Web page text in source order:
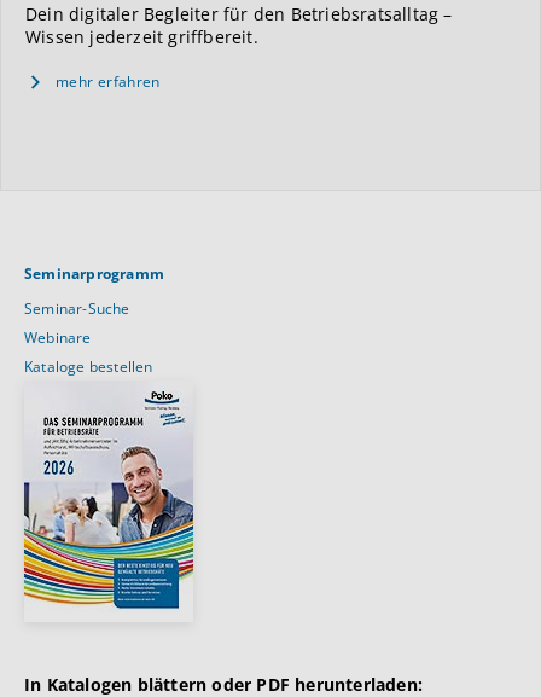
Dein digitaler Begleiter für den Betriebsratsalltag –
Wissen jederzeit griffbereit.
mehr erfahren
Seminarprogramm
Seminar-Suche
Webinare
Kataloge bestellen
In Katalogen blättern oder PDF herunterladen: